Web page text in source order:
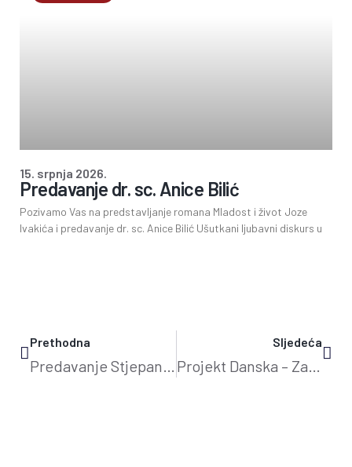
Predavanje dr. sc. Anice Bilić
Pozivamo Vas na predstavljanje romana Mladost i život Joze
Ivakića i predavanje dr. sc. Anice Bilić Ušutkani ljubavni diskurs u
15. srpnja 2026.
Prethodna
Predavanje Stjepana Prutkog
Sljedeća
Projekt Danska – Zambia